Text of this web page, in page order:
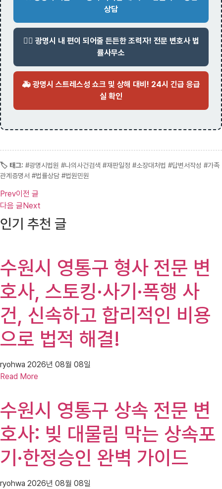
상담
👨‍⚖️ 광명시 내 편이 되어줄 든든한 조력자! 전문 변호사 법
률사무소
🚑 광명시 스트레스성 쇼크 및 상해 대비! 24시 긴급 응급
실 확인
🏷️ 태그: #광명시법원 #나의사건검색 #재판일정 #소장대처법 #답변서작성 #가족
관계증명서 #법률상담 #법원민원
Prev이전 글
다음 글 Next
인기 추천 글
수원시 영통구 형사 전문 변
호사, 스토킹·사기·폭행 사
건, 신속하고 합리적인 비용
으로 법적 해결!
ryohwa 2026년 08월 08일
Read More
수원시 영통구 상속 전문 변
호사: 빚 대물림 막는 상속포
기·한정승인 완벽 가이드
ryohwa 2026년 08월 08일